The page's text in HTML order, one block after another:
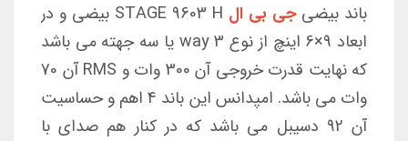
باند بیضیجی بی ال
STAGE 9603 H بیضی و در
ابعاد 9×6 اینچ از نوع 3 way یا سه جهته می باشد
که نهایت قدرت خروجی آن 300 وات و RMS آن 70
وات می باشد. امپدانس این باند 4 اهم و حساسیت
آن 92 دسیبل می باشد که در کنار هم صدای با